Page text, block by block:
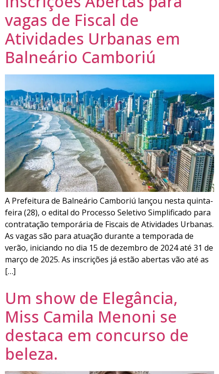
vagas de Fiscal de
Atividades Urbanas em
Balneário Camboriú
A Prefeitura de Balneário Camboriú lançou nesta quinta-
feira (28), o edital do Processo Seletivo Simplificado para
contratação temporária de Fiscais de Atividades Urbanas.
As vagas são para atuação durante a temporada de
verão, iniciando no dia 15 de dezembro de 2024 até 31 de
março de 2025. As inscrições já estão abertas vão até as
[…]
Um show de Elegância,
Miss Camila Menoni se
destaca em concurso de
beleza.